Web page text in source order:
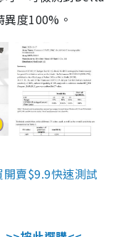
度100%。
賣$9.9快速測試